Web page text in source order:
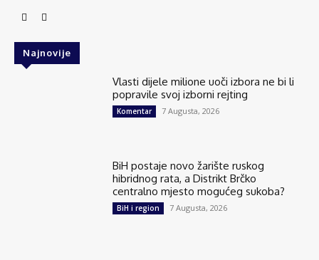
Najnovije
Vlasti dijele milione uoči izbora ne bi li
popravile svoj izborni rejting
Komentar 7 Augusta, 2026
BiH postaje novo žarište ruskog
hibridnog rata, a Distrikt Brčko
centralno mjesto mogućeg sukoba?
BiH i region 7 Augusta, 2026